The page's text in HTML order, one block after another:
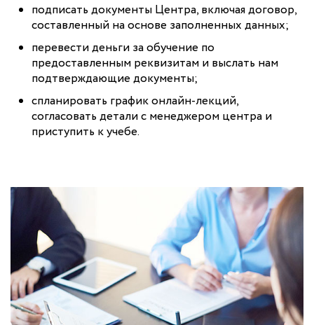
подписать документы Центра, включая договор,
составленный на основе заполненных данных;
перевести деньги за обучение по
предоставленным реквизитам и выслать нам
подтверждающие документы;
спланировать график онлайн-лекций,
согласовать детали с менеджером центра и
приступить к учебе.